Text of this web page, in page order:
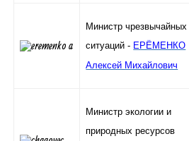
Министр чрезвычайных
ситуаций - ЕРЁМЕНКО
Алексей Михайлович
Министр экологии и
природных ресурсов